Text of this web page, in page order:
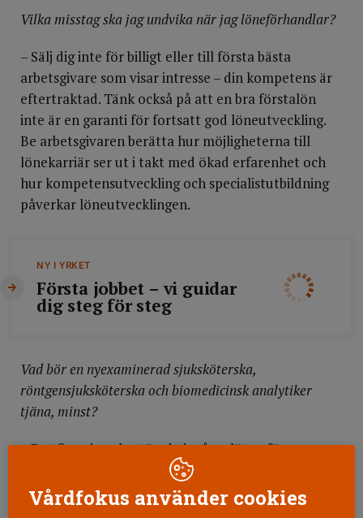
Vilka misstag ska jag undvika när jag löneförhandlar?
– Sälj dig inte för billigt eller till första bästa
arbetsgivare som visar intresse – din kompetens är
eftertraktad. Tänk också på att en bra förstalön
inte är en garanti för fortsatt god löneutveckling.
Be arbetsgivaren berätta hur möjligheterna till
lönekarriär ser ut i takt med ökad erfarenhet och
hur kompetensutveckling och specialistutbildning
påverkar löneutvecklingen.
NY I YRKET
Första jobbet – vi guidar
dig steg för steg
Vad bör en nyexaminerad sjuksköterska,
röntgensjuksköterska och biomedicinsk analytiker
tjäna, minst?
– Det finns inga bestämda ingångslöner för
Vårdförbundets legitimerade yrken, utan lönen
sätts genom överenskommelse mellan dig och din
Vårdfokus använder cookies